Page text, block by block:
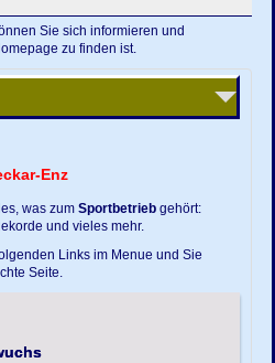
Sie sich informieren und
zu finden ist.
Enz
was zumSportbetrieb gehört:
und vieles mehr.
Links im Menue und Sie
Seite.